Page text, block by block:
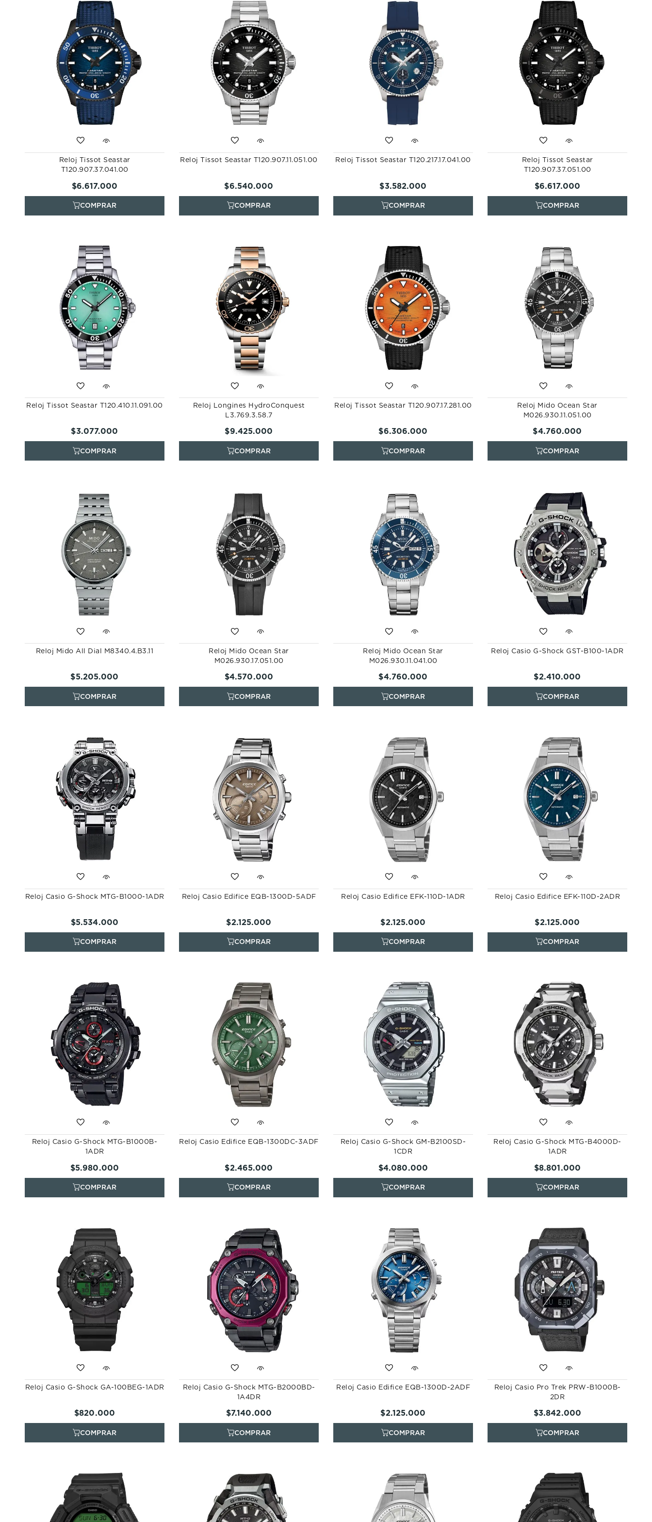
Reloj Tissot Seastar
T120.907.37.041.00
$6.617.000
Reloj Tissot Seastar T120.907.11.051.00
$6.540.000
Reloj Tissot Seastar T120.217.17.041.00
$3.582.000
Reloj Tissot Seastar
T120.907.37.051.00
$6.617.000
Reloj Tissot Seastar T120.410.11.091.00
$3.077.000
Reloj Longines HydroConquest
L3.769.3.58.7
$9.425.000
Reloj Tissot Seastar T120.907.17.281.00
$6.306.000
Reloj Mido Ocean Star
M026.930.11.051.00
$4.760.000
Reloj Mido All Dial M8340.4.B3.11
$5.205.000
Reloj Mido Ocean Star
M026.930.17.051.00
$4.570.000
Reloj Mido Ocean Star
M026.930.11.041.00
$4.760.000
Reloj Casio G-Shock GST-B100-1ADR
$2.410.000
Reloj Casio G-Shock MTG-B1000-1ADR
$5.534.000
Reloj Casio Edifice EQB-1300D-5ADF
$2.125.000
Reloj Casio Edifice EFK-110D-1ADR
$2.125.000
Reloj Casio Edifice EFK-110D-2ADR
$2.125.000
Reloj Casio G-Shock MTG-B1000B-
1ADR
$5.980.000
Reloj Casio Edifice EQB-1300DC-3ADF
$2.465.000
Reloj Casio G-Shock GM-B2100SD-
1CDR
$4.080.000
Reloj Casio G-Shock MTG-B4000D-
1ADR
$8.801.000
Reloj Casio G-Shock GA-100BEG-1ADR
$820.000
Reloj Casio G-Shock MTG-B2000BD-
1A4DR
$7.140.000
Reloj Casio Edifice EQB-1300D-2ADF
$2.125.000
Reloj Casio Pro Trek PRW-B1000B-
2DR
$3.842.000